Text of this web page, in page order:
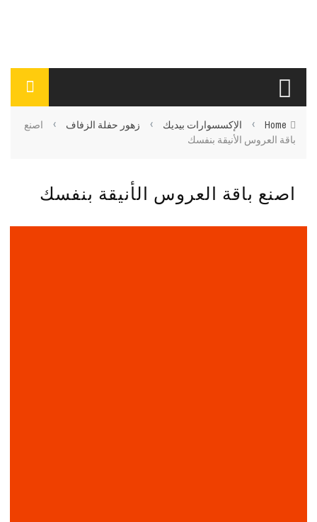
Home
› الإكسسوارات بيديك › زهور حفلة الزفاف ›
اصنع
باقة العروس الأنيقة بنفسك
اصنع باقة العروس الأنيقة بنفسك